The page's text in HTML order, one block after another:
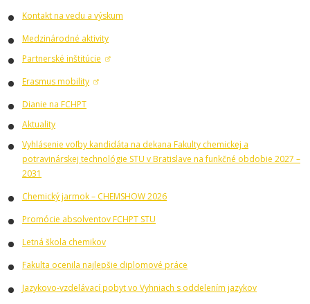
Kontakt na vedu a výskum
Medzinárodné aktivity
Partnerské inštitúcie
Erasmus mobility
Dianie na FCHPT
Aktuality
Vyhlásenie voľby kandidáta na dekana Fakulty chemickej a
potravinárskej technológie STU v Bratislave na funkčné obdobie 2027 –
2031
Chemický jarmok – CHEMSHOW 2026
Promócie absolventov FCHPT STU
Letná škola chemikov
Fakulta ocenila najlepšie diplomové práce
Jazykovo-vzdelávací pobyt vo Vyhniach s oddelením jazykov